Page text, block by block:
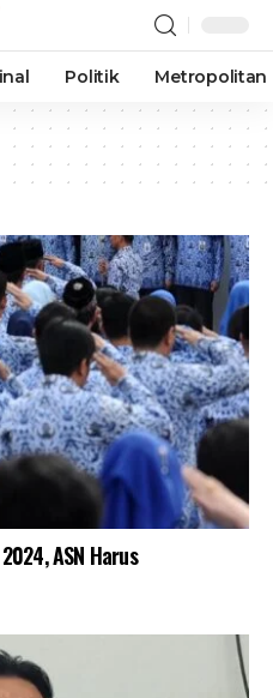
Politik Metropolitan
ASN Harus